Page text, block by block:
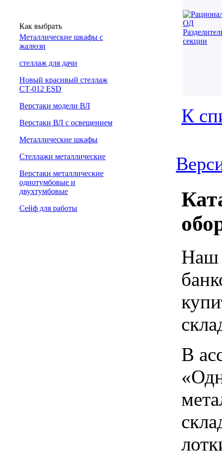
Как выбрать
Металлические шкафы с
жалюзи
cтеллаж для дачи
Новый красивый стеллаж
СТ-012 ESD
Верстаки модели ВЛ
Верстаки ВЛ с освещением
Металлические шкафы
Стеллажи металлические
Верстаки металлические
однотумбовые и
двухтумбовые
Сейф для работы
К
Наш
В